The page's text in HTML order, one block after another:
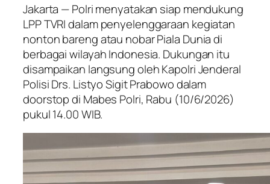
Jakarta — Polri menyatakan siap mendukung
LPP TVRI dalam penyelenggaraan kegiatan
nonton bareng atau nobar Piala Dunia di
berbagai wilayah Indonesia. Dukungan itu
disampaikan langsung oleh Kapolri Jenderal
Polisi Drs. Listyo Sigit Prabowo dalam
doorstop di Mabes Polri, Rabu (10/6/2026)
pukul 14.00 WIB.